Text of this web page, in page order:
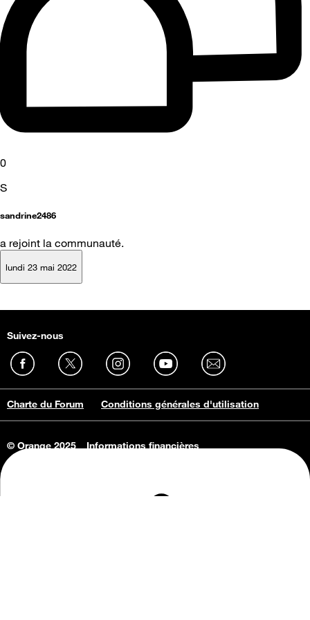
0
S
sandrine2486
a rejoint la communauté.
lundi 23 mai 2022
Suivez-nous
Charte du Forum Conditions générales d'utilisation
© Orange 2025
Informations financières